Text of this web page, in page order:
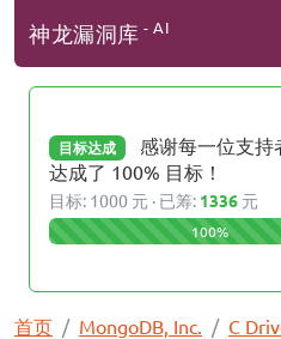
神龙漏洞库 - AI
目标达成
感谢每一位支
达成了 100% 目标！
目标: 1000 元 · 已筹: 1336 元
100%
首页 MongoDB, Inc. C